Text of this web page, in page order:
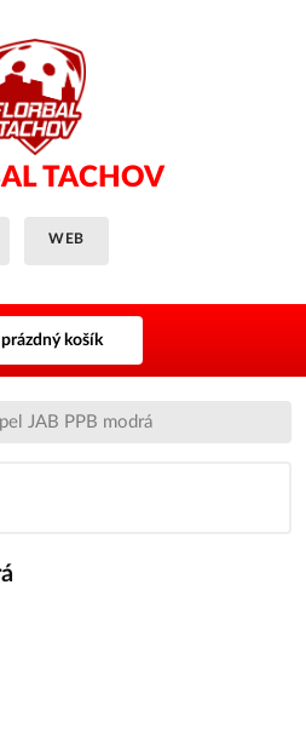
TACHOV
WEB
prázdný košík
JAB PPB modrá